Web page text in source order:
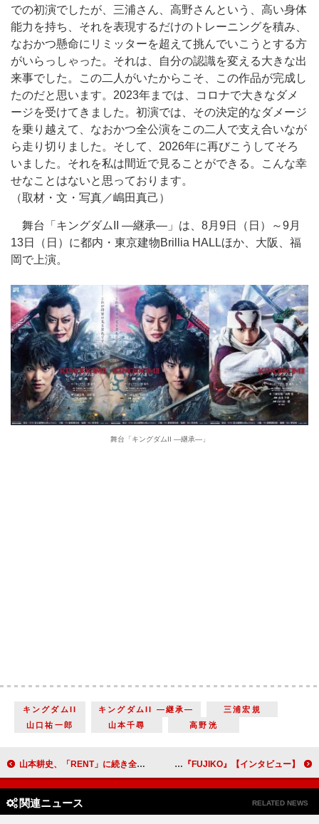
での初演でしたが、三浦さん、高野さんという、高い身体
能力を持ち、それを表現するだけのトレーニングを積み、
なおかつ懸命にリミッターを超えて挑んでいこうとする方
がいらっしゃった。それは、自分の認識を変える大きな出
来事でした。この二人がいたからこそ、この作品が完成し
たのだと思います。2023年までは、コロナで大きなダメ
ージを受けてきました。初演では、その決定的なダメージ
を乗り越えて、なおかつ全公演をこの二人で支え合いなが
ら走り切りました。そして、2026年に再びこうしてそろ
いました。それを私は間近で見ることができる。こんな幸
せなことはないと思っております。
（取材・文・写真／嶋田真己）
舞台「キングダムII ―継承―」は、8月9日（日）～9月
13日（日）に都内・東京建物Brillia HALLほか、大阪、福
岡で上演。
舞台「キングダムII ―継承―」
キングダムII キングダムII ―継承―
三浦宏規
山口祐一郎
山本千尋 高野洸
山本耕史、「RENT」に続き全編英語上演に挑む「ゼロからのスタートだけどやるしかない」 日米合作ブロードウェイミュージカル「フル・モンティ」【インタビュー】 片山友希、MEGUMI「間違えても失敗しても、とにかく前に進み続けるということはお伝えできたかなと思います」『FUJIKO』【インタビュー】
関連ニュース RELATED NEWS